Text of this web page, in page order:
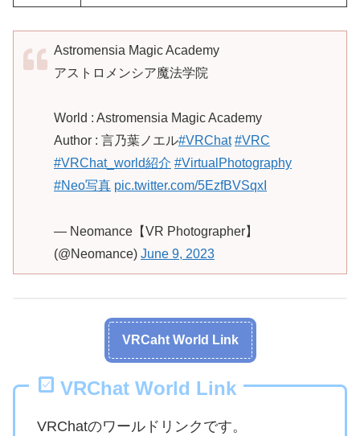
Astromensia Magic Academy
アストロメンシア魔法学院
World : Astromensia Magic Academy
Author : 言乃葉ノエル#VRChat #VRC
#VRChat_world紹介 #VirtualPhotography
#Neo写真 pic.twitter.com/5EzfBVSqxI
— Neomance【VR Photographer】
(@Neomance) June 9, 2023
VRCaht World Link
VRChat World Link
VRChatのワールドリンクです。